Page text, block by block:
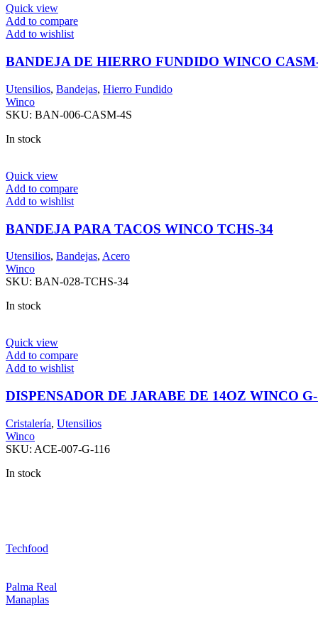
Quick view
Add to compare
Add to wishlist
BANDEJA DE HIERRO FUNDIDO WINCO
Utensilios, Bandejas, Hierro Fundido
Winco
SKU: BAN-006-CASM-4S
In stock
Quick view
Add to compare
Add to wishlist
BANDEJA PARA TACOS WINCO TCHS-34
Utensilios, Bandejas, Acero
Winco
SKU: BAN-028-TCHS-34
In stock
Quick view
Add to compare
Add to wishlist
DISPENSADOR DE JARABE DE 14OZ WINCO G-
Cristalería, Utensilios
Winco
SKU: ACE-007-G-116
In stock
Techfood
Palma Real
Manaplas